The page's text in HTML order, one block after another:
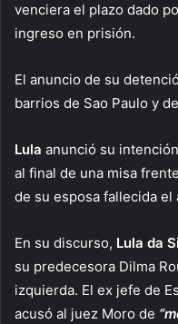
venciera el plazo dado
ingreso en prisión.
El anuncio de su
barrios de Sao Paulo y
Lula anunció su
al final de una misa
de su esposa fallecida el
En su discurso, Lula da
su predecesora Dilma
izquierda. El ex jefe de
acusó al juez Moro de